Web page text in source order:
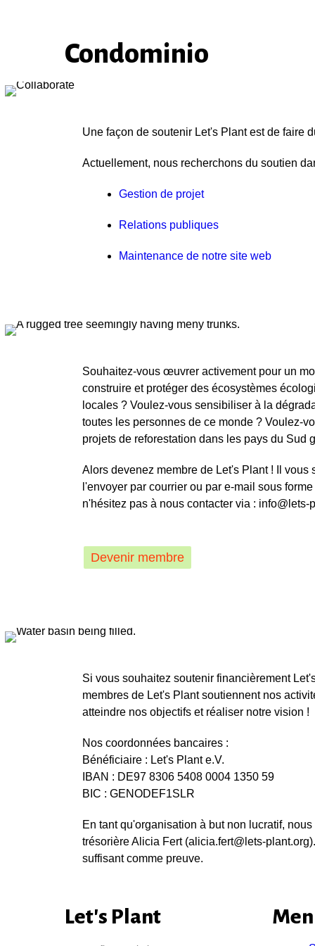
Condominio
Une façon de soutenir Let's Plant est de faire
Actuellement, nous recherchons du soutien
Gestion de projet
Relations publiques
Maintenance de notre site web
Souhaitez-vous œuvrer activement pour un
construire et protéger des écosystèmes
locales ? Voulez-vous sensibiliser à la
toutes les personnes de ce monde ? Voulez-
projets de reforestation dans les pays du Sud
Alors devenez membre de Let's Plant ! Il vous
l'envoyer par courrier ou par e-mail sous
n'hésitez pas à nous contacter via :
Devenir membre
Si vous souhaitez soutenir financièrement
membres de Let's Plant soutiennent nos
atteindre nos objectifs et réaliser notre vision !
Nos coordonnées bancaires :
Bénéficiaire : Let's Plant e.V.
IBAN : DE97 8306 5408 0004 1350 59
BIC : GENODEF1SLR
En tant qu'organisation à but non lucratif,
trésorière Alicia Fert (alicia.fert@lets-
suffisant comme preuve.
Let's Plant